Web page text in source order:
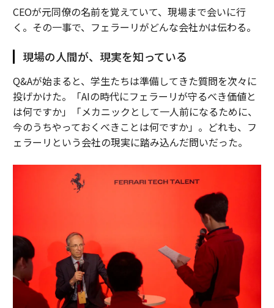
CEOが元同僚の名前を覚えていて、現場まで会いに行
く。その一事で、フェラーリがどんな会社かは伝わる。
現場の人間が、現実を知っている
Q&Aが始まると、学生たちは準備してきた質問を次々に
投げかけた。「AIの時代にフェラーリが守るべき価値と
は何ですか」「メカニックとして一人前になるために、
今のうちやっておくべきことは何ですか」。どれも、フ
ェラーリという会社の現実に踏み込んだ問いだった。